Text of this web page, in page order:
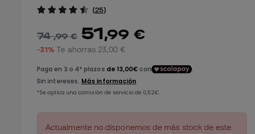
(25)
74,99 € 51,99 €
-31% Te ahorras 23,00 €
Actualmente no disponemos de más stock de este